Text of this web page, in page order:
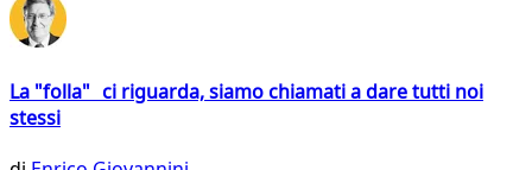
La "folla" ci riguarda, siamo chiamati a dare tutti noi
stessi